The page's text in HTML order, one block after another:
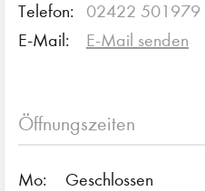
Telefon:
02422 501979
E-Mail:
E-Mail senden
Öffnungszeiten
Mo:
Geschlossen